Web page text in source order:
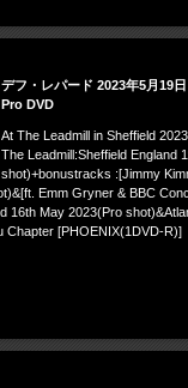
デフ・レパード 2023年5月19
Pro DVD
At The Leadmill in Sheffield 2023
The Leadmill:Sheffield England
shot)+bonustracks :[Jimmy
Emm Gryner & BBC
16th May 2023(Pro
Chapter [PHOENIX(1DVD-R)]